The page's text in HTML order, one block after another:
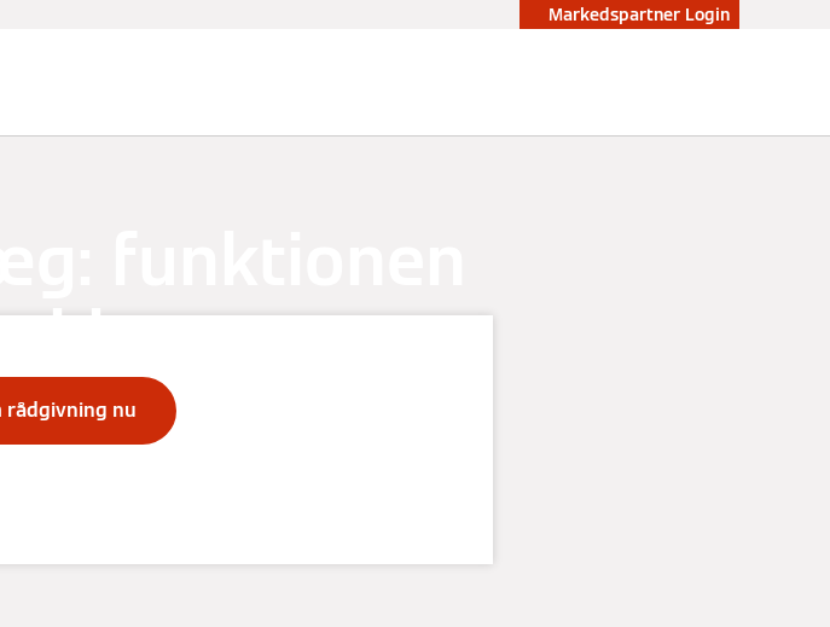
Markedspartner Login
rådgivning nu